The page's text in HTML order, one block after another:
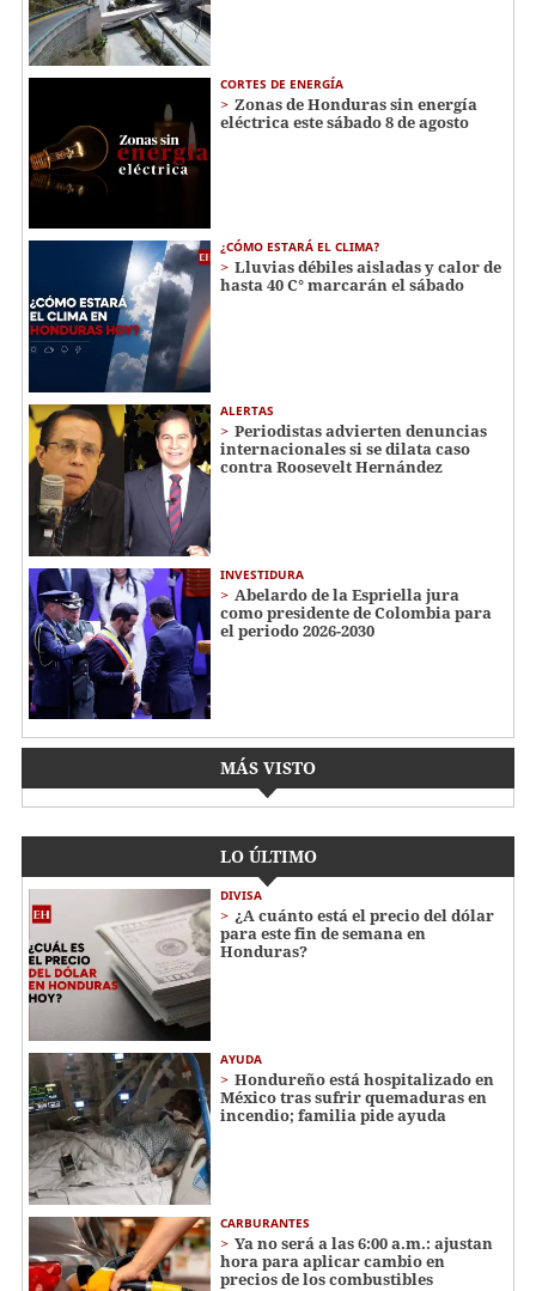
CORTES DE ENERGÍA
Zonas de Honduras sin energía
eléctrica este sábado 8 de agosto
¿CÓMO ESTARÁ EL CLIMA?
Lluvias débiles aisladas y calor de
hasta 40 C° marcarán el sábado
ALERTAS
Periodistas advierten denuncias
internacionales si se dilata caso
contra Roosevelt Hernández
INVESTIDURA
Abelardo de la Espriella jura
como presidente de Colombia para
el periodo 2026-2030
MÁS VISTO
LO ÚLTIMO
DIVISA
¿A cuánto está el precio del dólar
para este fin de semana en
Honduras?
AYUDA
Hondureño está hospitalizado en
México tras sufrir quemaduras en
incendio; familia pide ayuda
CARBURANTES
Ya no será a las 6:00 a.m.: ajustan
hora para aplicar cambio en
precios de los combustibles